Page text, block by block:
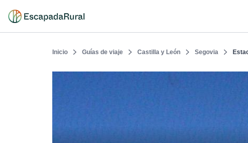
Inicio Guías de viaje Castilla y León Segovia